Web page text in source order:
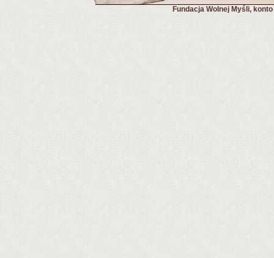
Fundacja Wolnej Myśli,